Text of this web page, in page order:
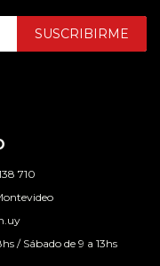
710
/ Sábado de 9 a 13hs
SUSCRIBIRME